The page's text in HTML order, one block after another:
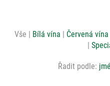
Vše Bílá vína Červená vína
Řadit podle: